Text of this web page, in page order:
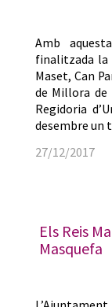
Amb
finalitzada la
Maset, Can
de
Regidoria
desembre un
27/12/2017
Els Reis
Masquefa